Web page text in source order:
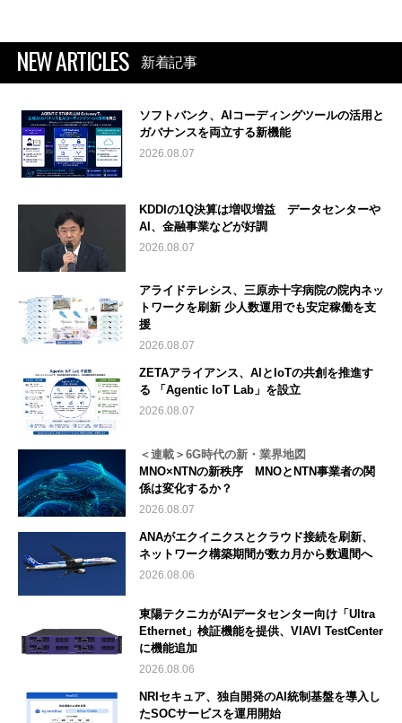
NEW ARTICLES 新着記事
ソフトバンク、AIコーディングツールの活用と
ガバナンスを両立する新機能
2026.08.07
KDDIの1Q決算は増収増益 データセンターや
AI、金融事業などが好調
2026.08.07
アライドテレシス、三原赤十字病院の院内ネッ
トワークを刷新 少人数運用でも安定稼働を支
援
2026.08.07
ZETAアライアンス、AIとIoTの共創を推進す
る 「Agentic IoT Lab」を設立
2026.08.07
＜連載＞6G時代の新・業界地図
MNO×NTNの新秩序 MNOとNTN事業者の関
係は変化するか？
2026.08.07
ANAがエクイニクスとクラウド接続を刷新、
ネットワーク構築期間が数カ月から数週間へ
2026.08.06
東陽テクニカがAIデータセンター向け「Ultra
Ethernet」検証機能を提供、VIAVI TestCenter
に機能追加
2026.08.06
NRIセキュア、独自開発のAI統制基盤を導入し
たSOCサービスを運用開始